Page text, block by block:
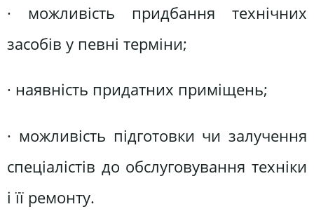
· можливість придбання технічних
засобів у певні терміни;
· наявність придатних приміщень;
· можливість підготовки чи залучення
спеціалістів до обслуговування техніки
і її ремонту.